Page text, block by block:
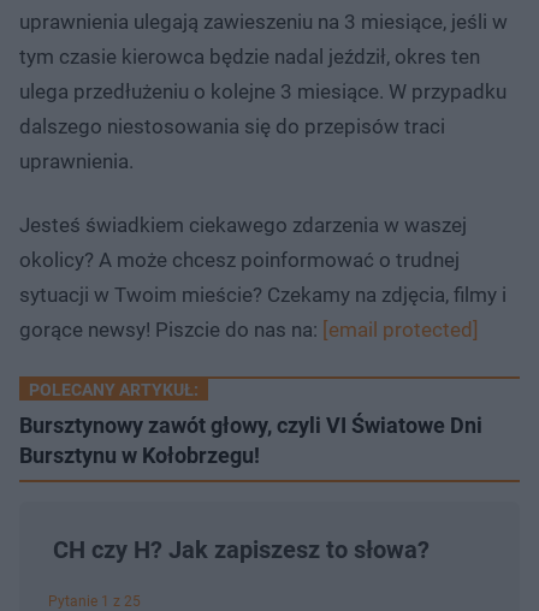
uprawnienia ulegają zawieszeniu na 3 miesiące, jeśli w
tym czasie kierowca będzie nadal jeździł, okres ten
ulega przedłużeniu o kolejne 3 miesiące. W przypadku
dalszego niestosowania się do przepisów traci
uprawnienia.
Jesteś świadkiem ciekawego zdarzenia w waszej
okolicy? A może chcesz poinformować o trudnej
sytuacji w Twoim mieście? Czekamy na zdjęcia, filmy i
gorące newsy! Piszcie do nas na: [email protected]
POLECANY ARTYKUŁ:
Bursztynowy zawót głowy, czyli VI Światowe Dni
Bursztynu w Kołobrzegu!
CH czy H? Jak zapiszesz to słowa?
Pytanie 1 z 25